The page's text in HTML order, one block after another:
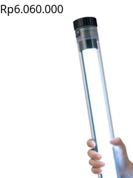
Rp6.060.000